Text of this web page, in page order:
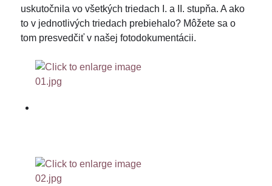
uskutočnila vo všetkých triedach I. a II. stupňa. A ako
to v jednotlivých triedach prebiehalo? Môžete sa o
tom presvedčiť v našej fotodokumentácii.